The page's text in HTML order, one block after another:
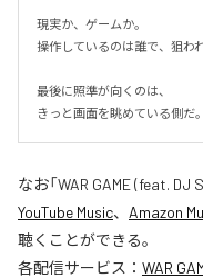
現実か、ゲームか。
操作しているのは誰で、狙わ
最後に照準が向くのは、
きっと画面を眺めている側だ。
なお「WAR GAME (feat. DJ
YouTube Music、 Amazon
聴くことができる。
各配信サービス： WAR